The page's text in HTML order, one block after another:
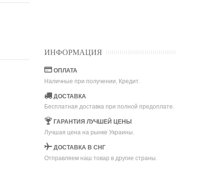
ИНФОРМАЦИЯ
ОПЛАТА
Наличные при получении, Кредит.
ДОСТАВКА
Бесплатная доставка при полной предоплате.
ГАРАНТИЯ ЛУЧШЕЙ ЦЕНЫ
Лучшая цена на рынке Украины.
ДОСТАВКА В СНГ
Отправляем наш товар в другие страны.